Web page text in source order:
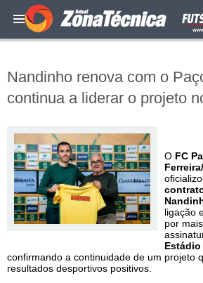
Nandinho renova com o
continua a liderar o projeto
O FC
ligação
por
confirmando a continuidade de um projeto
resultados desportivos positivos.